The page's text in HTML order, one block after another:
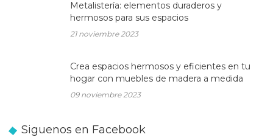
Metalistería: elementos duraderos y
hermosos para sus espacios
21 noviembre 2023
Crea espacios hermosos y eficientes en tu
hogar con muebles de madera a medida
09 noviembre 2023
Siguenos en Facebook